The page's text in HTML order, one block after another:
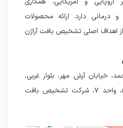
و درمانی دارد. ارائه محصولات
اهداف اصلی تشخیص بافت آراژن
خیابان آرش مهر، بلوار غربی،
خیابان منصوری، پلاک ۵۲، واحد ۷، شرکت تشخیص بافت